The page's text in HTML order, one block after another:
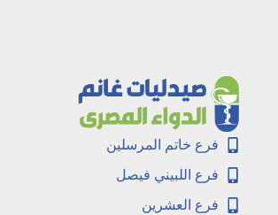
فرع خاتم المرسلين
فرع اللبيني فيصل
فرع العشرين